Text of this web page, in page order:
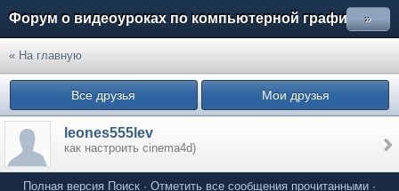
Форум о видеоуроках по компьютерной графике »
« На главную
Все друзья Мои друзья
leones555lev
как настроить cinema4d)
Полная версия Поиск · Отметить все сообщения прочитанными ·